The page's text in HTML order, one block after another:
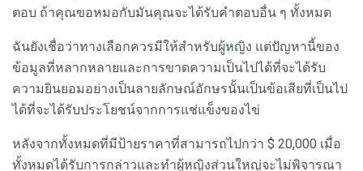
ตอบ ถ้าคุณขอหมอกับมันคุณจะได้รับคำตอบอื่น ๆ ทั้งหมด
ฉันยังเชื่อว่าทางเลือกควรมีให้สำหรับผู้หญิง แต่ปัญหานี้ของ
ข้อมูลที่หลากหลายและการขาดความเป็นไปได้ที่จะได้รับ
ความยินยอมอย่างเป็นลายลักษณ์อักษรนั้นเป็นข้อเสียที่เป็นไป
ได้ที่จะได้รับประโยชน์จากการแช่แข็งของไข่
หลังจากทั้งหมดที่มีป้ายราคาที่สามารถไปกว่า $ 20,000 เมื่อ
ทั้งหมดได้รับการกล่าวและทำผู้หญิงส่วนใหญ่จะไม่พิจารณา